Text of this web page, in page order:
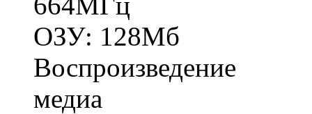
ОЗУ: 128Мб
Воспроизведение
медиа